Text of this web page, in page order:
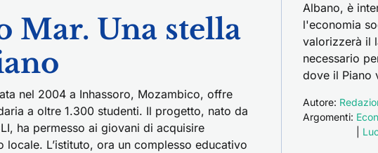
Mar. Una stella
nel 2004 a Inhassoro, Mozambico, offre
a oltre 1.300 studenti. Il progetto, nato da
ha permesso ai giovani di acquisire
L’istituto, ora un complesso educativo
Albano, è
l'economia
valorizzerà il
necessario
dove il Piano
Autore:
Argomenti: